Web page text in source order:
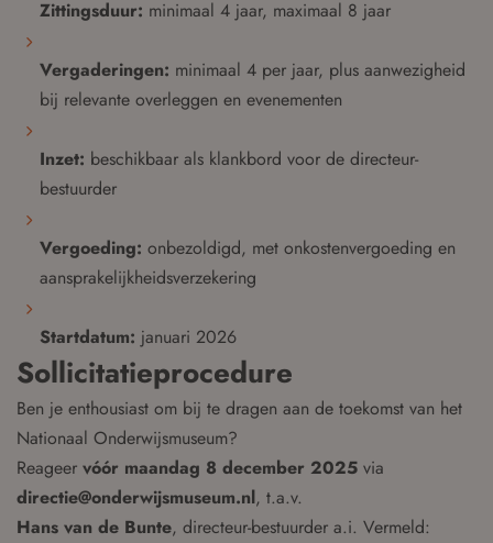
Zittingsduur: minimaal 4 jaar, maximaal 8 jaar
Vergaderingen: minimaal 4 per jaar, plus aanwezigheid
bij relevante overleggen en evenementen
Inzet: beschikbaar als klankbord voor de directeur-
bestuurder
Vergoeding: onbezoldigd, met onkostenvergoeding en
aansprakelijkheidsverzekering
Startdatum: januari 2026
Sollicitatieprocedure
Ben je enthousiast om bij te dragen aan de toekomst van het
Nationaal Onderwijsmuseum?
Reageer vóór maandag 8 december 2025 via
directie@onderwijsmuseum.nl, t.a.v.
Hans van de Bunte, directeur-bestuurder a.i. Vermeld: